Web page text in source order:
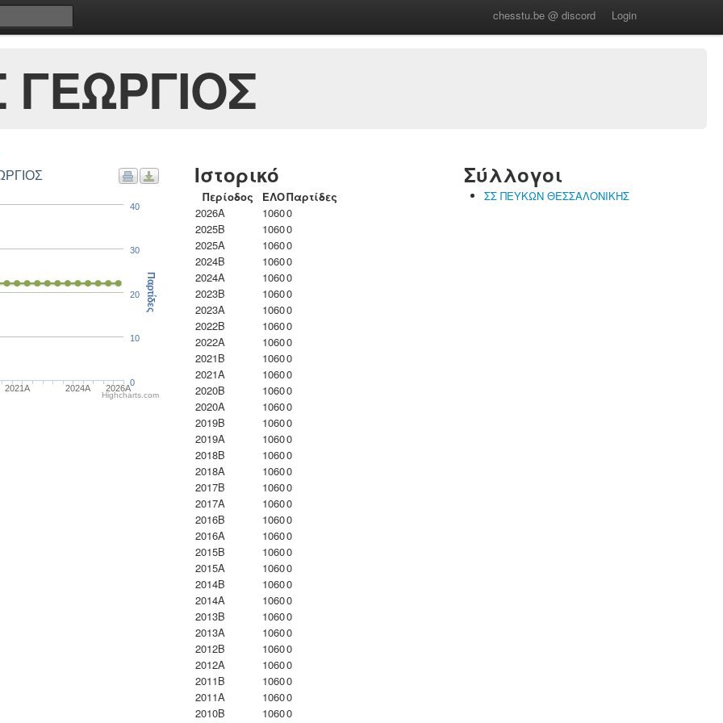
chesstu.be @ discord Login
2021A 2024A 2026A
0
10
20
30
40
Παρτίδες
Highcharts.com
Ιστορικό
Περίοδος ΕΛΟΠαρτίδες
2026A
10600
2025B
10600
2025A
10600
2024B
10600
2024A
10600
2023B
10600
2023Α
10600
2022B
10600
2022A
10600
2021B
10600
2021A
10600
2020B
10600
2020A
10600
2019B
10600
2019A
10600
2018B
10600
2018A
10600
2017B
10600
2017A
10600
2016B
10600
2016A
10600
2015B
10600
2015A
10600
2014B
10600
2014A
10600
2013B
10600
2013A
10600
2012B
10600
2012A
10600
2011B
10600
2011A
10600
2010B
10600
Σύλλογοι
ΣΣ ΠΕΥΚΩΝ ΘΕΣΣΑΛΟΝΙΚΗΣ